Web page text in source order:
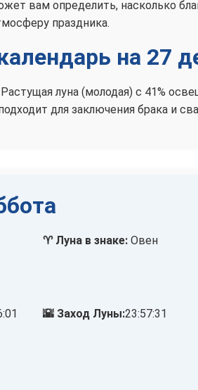
вам определить, насколько
праздника.
на 27
луна (молодая) с 41%
для заключения брака и
♈ Луна в знаке:Овен
🌇 Заход Луны:23:57:31